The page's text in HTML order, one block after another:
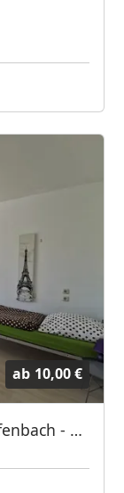
ab 10,00 €
Schöne Zimmer/Wohnung in Offenbach - Direkt bei Frankfurt/Main